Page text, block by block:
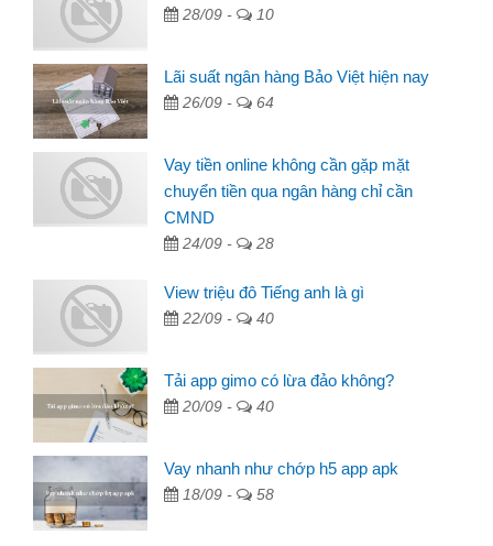
28/09 - 10
Lãi suất ngân hàng Bảo Việt hiện nay
26/09 - 64
Vay tiền online không cần gặp mặt
chuyển tiền qua ngân hàng chỉ cần
CMND
24/09 - 28
View triệu đô Tiếng anh là gì
22/09 - 40
Tải app gimo có lừa đảo không?
20/09 - 40
Vay nhanh như chớp h5 app apk
18/09 - 58